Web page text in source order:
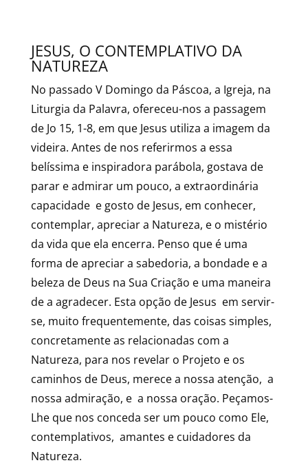
JESUS, O CONTEMPLATIVO DA
NATUREZA
No passado V Domingo da Páscoa, a Igreja, na
Liturgia da Palavra, ofereceu-nos a passagem
de Jo 15, 1-8, em que Jesus utiliza a imagem da
videira. Antes de nos referirmos a essa
belíssima e inspiradora parábola, gostava de
parar e admirar um pouco, a extraordinária
capacidade e gosto de Jesus, em conhecer,
contemplar, apreciar a Natureza, e o mistério
da vida que ela encerra. Penso que é uma
forma de apreciar a sabedoria, a bondade e a
beleza de Deus na Sua Criação e uma maneira
de a agradecer. Esta opção de Jesus em servir-
se, muito frequentemente, das coisas simples,
concretamente as relacionadas com a
Natureza, para nos revelar o Projeto e os
caminhos de Deus, merece a nossa atenção, a
nossa admiração, e a nossa oração. Peçamos-
Lhe que nos conceda ser um pouco como Ele,
contemplativos, amantes e cuidadores da
Natureza.